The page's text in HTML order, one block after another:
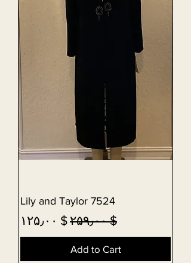
Lily and Taylor 7524
Regular Price
$ ۲۵۹٫۰۰ Sale Price
$ ۱۲۵٫۰۰
Add to Cart